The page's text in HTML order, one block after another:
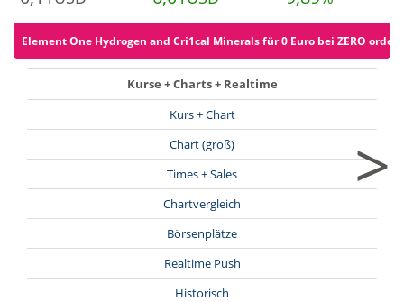
Element One Hydrogen and Cri1cal Minerals für 0 Euro bei ZERO
Kurse + Charts + Realtime
Kurs + Chart
Chart (groß)
Times + Sales
Chartvergleich
Börsenplätze
Realtime Push
Historisch
>